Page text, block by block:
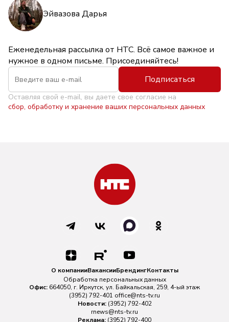
Эйвазова Дарья
Еженедельная рассылка от НТС. Всё самое важное и
нужное в одном письме. Присоединяйтесь!
Подписаться
Оставляя свой e-mail, вы даете свое согласие на
сбор, обработку и хранение ваших персональных данных
О компанииВакансииБрендингКонтакты
Обработка персональных данных
Офис: 664050, г. Иркутск, ул. Байкальская, 259, 4-ый этаж
(3952) 792-401 office@nts-tv.ru
Новости: (3952) 792-402
rnews@nts-tv.ru
Реклама: (3952) 792-400